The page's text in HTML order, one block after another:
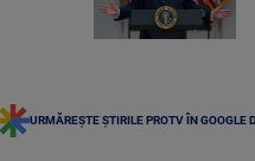
URMĂREȘTE ȘTIRILE PROTV ÎN GOOGLE